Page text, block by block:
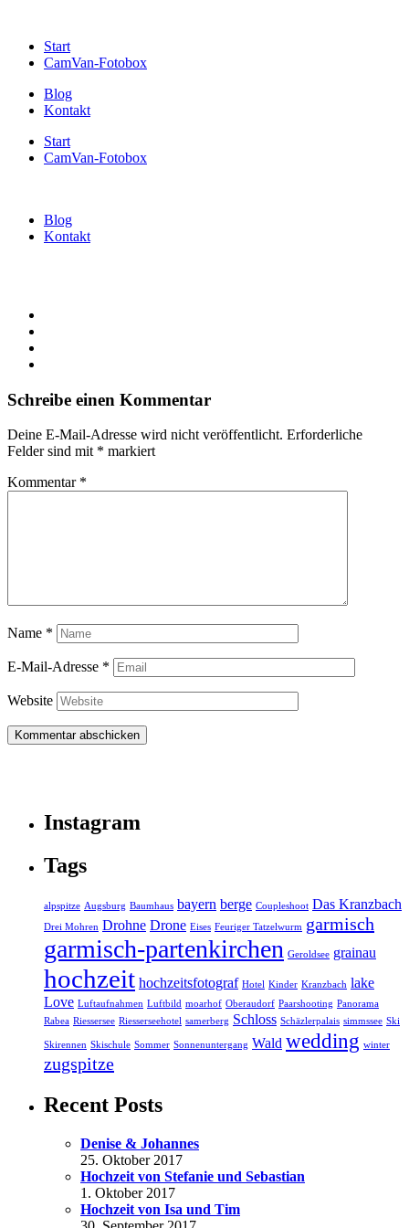
Start
CamVan-Fotobox
Blog
Kontakt
Start
CamVan-Fotobox
Blog
Kontakt
Schreibe einen Kommentar
Deine E-Mail-Adresse wird nicht veröffentlicht. Erforderliche
Felder sind mit * markiert
Kommentar *
Name *
E-Mail-Adresse *
Website
Instagram
Tags
alpspitze Augsburg Baumhaus bayern berge Coupleshoot Das Kranzbach
Drei Mohren Drohne Drone Eises Feuriger Tatzelwurm garmisch
garmisch-partenkirchen Geroldsee grainau
hochzeit hochzeitsfotograf Hotel Kinder Kranzbach lake
Love Luftaufnahmen Luftbild moarhof Oberaudorf Paarshooting Panorama
Rabea Riessersee Riesserseehotel samerberg Schloss Schäzlerpalais simmssee Ski
Skirennen Skischule Sommer Sonnenuntergang Wald wedding winter
zugspitze
Recent Posts
Denise & Johannes
25. Oktober 2017
Hochzeit von Stefanie und Sebastian
1. Oktober 2017
Hochzeit von Isa und Tim